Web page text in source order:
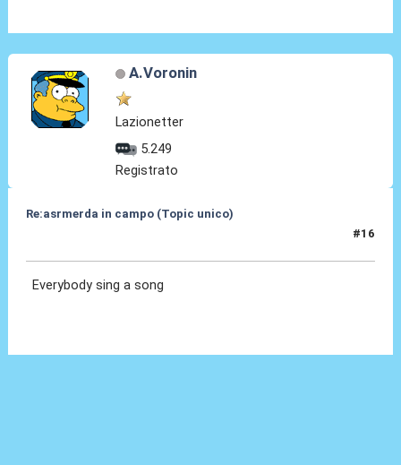
A.Voronin
Lazionetter
5.249
Registrato
Re:asrmerda in campo (Topic unico)
#16
Everybody sing a song